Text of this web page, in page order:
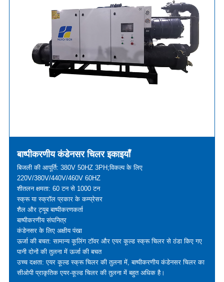
बाष्पीकरणीय कंडेनसर चिलर इकाइयाँ
बिजली की आपूर्ति: 380V 50HZ 3PH;विकल्प के लिए
220V/380V/440V/460V 60HZ
शीतलन क्षमता: 60 टन से 1000 टन
स्क्रू या स्क्रॉल प्रकार के कम्प्रेसर
शैल और ट्यूब बाष्पीकरणकर्ता
बाष्पीकरणीय संघनित्र
कंडेनसर के लिए अक्षीय पंखा
ऊर्जा की बचत: सामान्य कूलिंग टॉवर और एयर कूल्ड स्क्रू चिलर से ठंडा किए गए
पानी दोनों की तुलना में ऊर्जा की बचत
उच्च दक्षता: एयर कूल्ड स्क्रू चिलर की तुलना में, बाष्पीकरणीय कंडेनसर चिलर का
सीओपी प्राकृतिक एयर-कूल्ड चिलर की तुलना में बहुत अधिक है।